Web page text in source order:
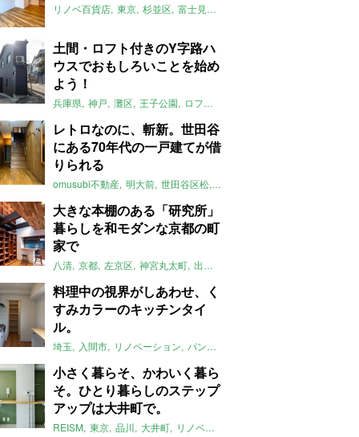
リノベ百貨店 東京 杉並区 富士見ヶ丘
土間・ロフト付きのY字路ハ
ウスでおもしろいことを始め
よう！
兵庫県 神戸 灘区 王子公園 ロフト
レトロなのに、斬新。世田谷
にある70年代の一戸建てが借
りられる
omusubi不動産 明大前 世田谷区松 レトロ
大きな本棚のある「研究所」
暮らしを和モダンな京都の町
家で
八清 京都 左京区 神宮丸太町 出町柳
料理中の視界がしあわせ、く
すみカラーのキッチンタイ
ル。
埼玉 入間市 リノベーション パントリー
小さく暮らそ、かわいく暮ら
そ。ひとり暮らしのステップ
アップは大井町で。
REISM 東京 品川 大井町 リノベーション